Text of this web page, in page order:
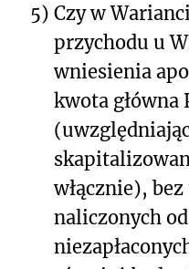
5) Czy w
przychodu u
wniesienia
kwota główna
włącznie),
naliczonych